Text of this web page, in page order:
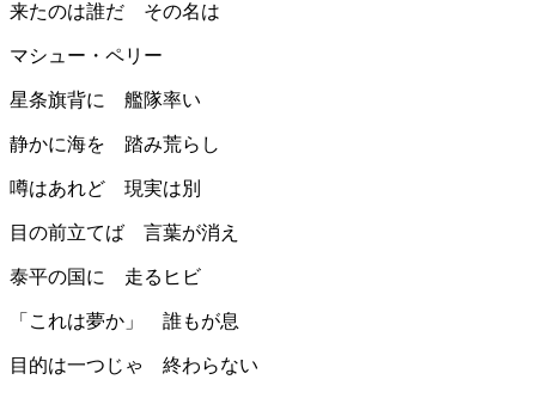
来たのは誰だ その名は
マシュー・ペリー
星条旗背に 艦隊率い
静かに海を 踏み荒らし
噂はあれど 現実は別
目の前立てば 言葉が消え
泰平の国に 走るヒビ
「これは夢か」 誰もが息
目的は一つじゃ 終わらない